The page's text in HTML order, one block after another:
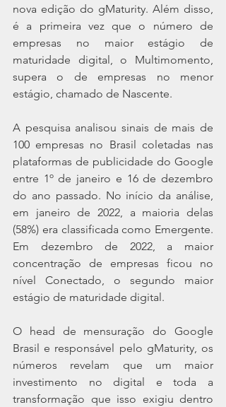
nova edição do gMaturity. Além disso,
é a primeira vez que o número de
empresas no maior estágio de
maturidade digital, o Multimomento,
supera o de empresas no menor
estágio, chamado de Nascente.
A pesquisa analisou sinais de mais de
100 empresas no Brasil coletadas nas
plataformas de publicidade do Google
entre 1º de janeiro e 16 de dezembro
do ano passado. No início da análise,
em janeiro de 2022, a maioria delas
(58%) era classificada como Emergente.
Em dezembro de 2022, a maior
concentração de empresas ficou no
nível Conectado, o segundo maior
estágio de maturidade digital.
O head de mensuração do Google
Brasil e responsável pelo gMaturity, os
números revelam que um maior
investimento no digital e toda a
transformação que isso exigiu dentro